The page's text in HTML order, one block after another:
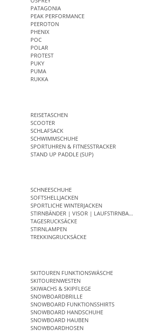
PATAGONIA
PEAK PERFORMANCE
PEEROTON
PHENIX
POC
POLAR
PROTEST
PUKY
PUMA
RUKKA
REISETASCHEN
SCOOTER
SCHLAFSACK
SCHWIMMSCHUHE
SPORTUHREN & FITNESSTRACKER
STAND UP PADDLE (SUP)
SCHNEESCHUHE
SOFTSHELLJACKEN
SPORTLICHE WINTERJACKEN
STIRNBÄNDER | VISOR | LAUFSTIRNBAND
TAGESRUCKSÄCKE
STIRNLAMPEN
TREKKINGRUCKSÄCKE
SKITOUREN FUNKTIONSWÄSCHE
SKITOURENWESTEN
SKIWACHS & SKIPFLEGE
SNOWBOARDBRILLE
SNOWBOARD FUNKTIONSSHIRTS
SNOWBOARD HANDSCHUHE
SNOWBOARD HAUBEN
SNOWBOARDHOSEN